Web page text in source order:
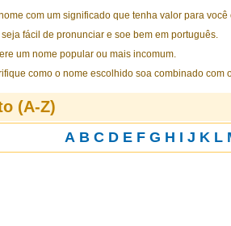
com um significado que tenha valor para você
fácil de pronunciar e soe bem em português.
um nome popular ou mais incomum.
como o nome escolhido soa combinado com
(A-Z)
A B C D E F G H I J K L